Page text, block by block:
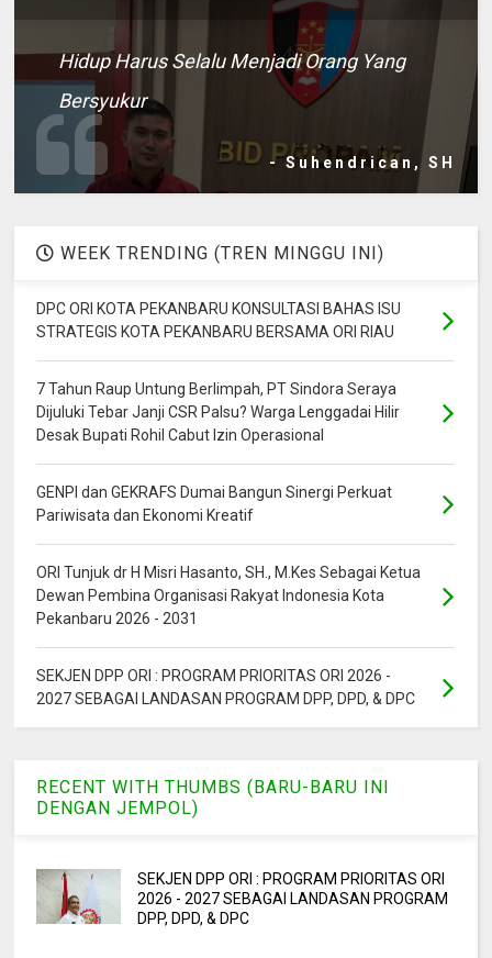
Hidup Harus Selalu Menjadi Orang Yang
Bersyukur
- Suhendrican, SH
WEEK TRENDING (TREN MINGGU INI)
DPC ORI KOTA PEKANBARU KONSULTASI BAHAS ISU
STRATEGIS KOTA PEKANBARU BERSAMA ORI RIAU
7 Tahun Raup Untung Berlimpah, PT Sindora Seraya
Dijuluki Tebar Janji CSR Palsu? Warga Lenggadai Hilir
Desak Bupati Rohil Cabut Izin Operasional
GENPI dan GEKRAFS Dumai Bangun Sinergi Perkuat
Pariwisata dan Ekonomi Kreatif
ORI Tunjuk dr H Misri Hasanto, SH., M.Kes Sebagai Ketua
Dewan Pembina Organisasi Rakyat Indonesia Kota
Pekanbaru 2026 - 2031
SEKJEN DPP ORI : PROGRAM PRIORITAS ORI 2026 -
2027 SEBAGAI LANDASAN PROGRAM DPP, DPD, & DPC
RECENT WITH THUMBS (BARU-BARU INI
DENGAN JEMPOL)
SEKJEN DPP ORI : PROGRAM PRIORITAS ORI
2026 - 2027 SEBAGAI LANDASAN PROGRAM
DPP, DPD, & DPC